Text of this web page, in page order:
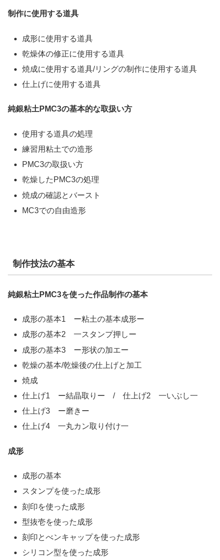
制作に使用する道具
成形に使用する道具
乾燥体の修正に使用する道具
焼成に使用する道具/リングの制作に使用する道具
仕上げに使用する道具
純銀粘土PMC3の基本的な取扱い方
使用する道具の処理
練習用粘土での造形
PMC3の取扱い方
乾燥したPMC3の処理
焼成の確認とバースト
MC3での自由造形
制作技法の基本
純銀粘土PMC3を使った作品制作の基本
成形の基本1 ー粘土の基本成形ー
成形の基本2 一スタンプ押しー
成形の基本3 ー形状の加エー
乾燥の基本/乾燥後の仕上げと加工
焼成
仕上げ1 ー結晶取りー / 仕上げ2 一いぶし一
仕上げ3 ー磨きー
仕上げ4 一丸カン取り付け一
成形
成形の基本
スタンプを使った成形
刻印を使った成形
型抜壱を使った成形
刻印とべンキャップを使った成形
シリコン型を使った成形